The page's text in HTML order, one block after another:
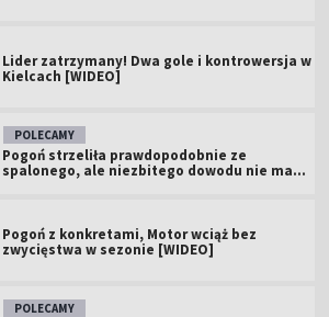
Lider zatrzymany! Dwa gole i kontrowersja w
Kielcach [WIDEO]
POLECAMY
Pogoń strzeliła prawdopodobnie ze
spalonego, ale niezbitego dowodu nie ma...
Pogoń z konkretami, Motor wciąż bez
zwycięstwa w sezonie [WIDEO]
POLECAMY